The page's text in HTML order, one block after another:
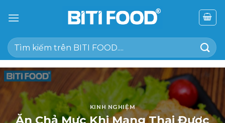
đến
dung
Tìm
kiếm:
KINH NGHIỆM
Ăn Chả Mực Khi Mang Thai Được